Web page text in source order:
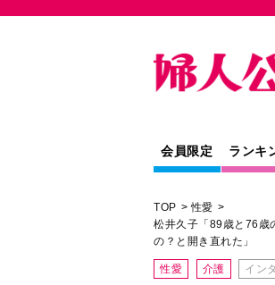
会員限定 ランキ
TOP
性愛
松井久子「89歳と76歳
の？と開き直れた」
性愛 介護 イン